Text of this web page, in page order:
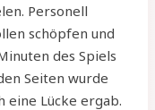
Personell
schöpfen und
des Spiels
Seiten wurde
eine Lücke ergab.